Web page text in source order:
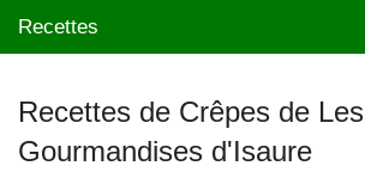
Recettes
Mes blogs préférés
Recettes de Crêpes de Les
Gourmandises d'Isaure